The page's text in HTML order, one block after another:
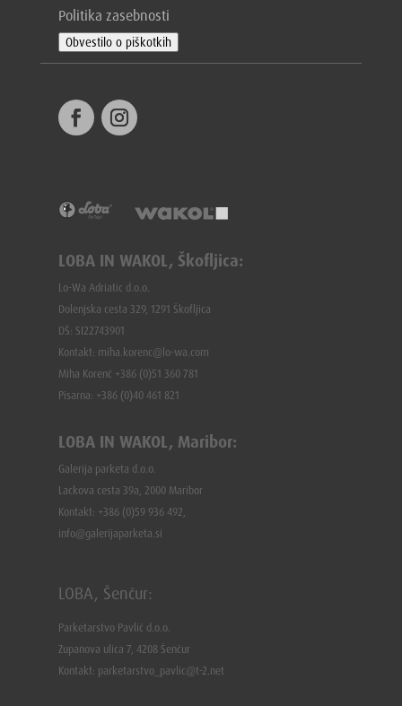
Politika zasebnosti
Obvestilo o piškotkih
LOBA IN WAKOL, Škofljica:
Lo-Wa Adriatic d.o.o.
Dolenjska cesta 329, 1291 Škofljica
DŠ: SI22743901
Kontakt: miha.korenc@lo-wa.com
Miha Korenč +386 (0)51 360 781
Pisarna: +386 (0)40 461 821
LOBA IN WAKOL, Maribor:
Galerija parketa d.o.o.
Lackova cesta 39a, 2000 Maribor
Kontakt: +386 (0)59 936 492,
info@galerijaparketa.si
LOBA, Šenčur:
Parketarstvo Pavlič d.o.o.
Zupanova ulica 7, 4208 Šenčur
Kontakt: parketarstvo_pavlic@t-2.net